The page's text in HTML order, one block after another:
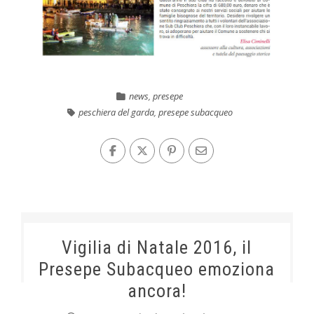
news,presepe
peschiera del garda, presepe subacqueo
Vigilia di Natale 2016, il
Presepe Subacqueo emoziona
ancora!